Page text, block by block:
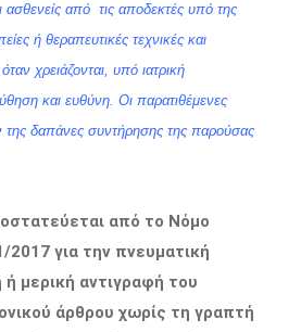
ασθενείς από τις αποδεκτές υπό της
ή θεραπευτικές τεχνικές και
χρειάζονται, υπό ιατρική
και ευθύνη. Οι παρατιθέμενες
της δαπάνες συντήρησης της παρούσας
από το Νόμο
2017 για την πνευματική
ή μερική αντιγραφή του
άρθρου χωρίς τη γραπτή